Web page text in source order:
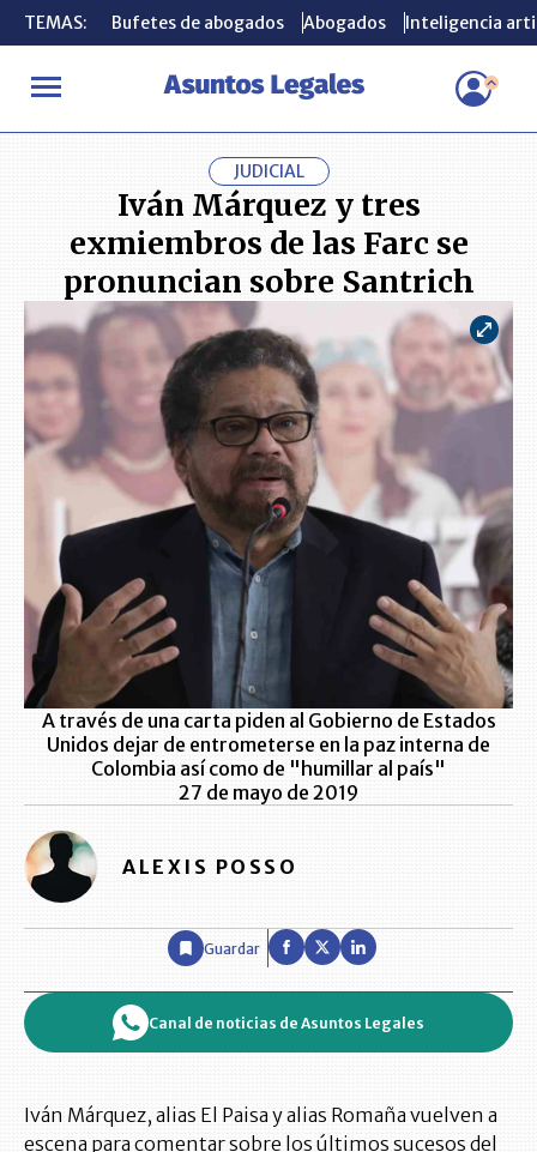
TEMAS: Bufetes de abogados Abogados Inteligencia
INICIO ACTUALIDAD Iván Márquez y tres exmiembros de las
TEMAS: Bufetes de abogados Abogados Inteligencia
JUDICIAL
Iván Márquez y tres
exmiembros de las Farc se
pronuncian sobre Santrich
A través de una carta piden al Gobierno de Estados
Unidos dejar de entrometerse en la paz interna de
Colombia así como de "humillar al país"
27 de mayo de 2019
ALEXIS POSSO
Guardar
Canal de noticias de Asuntos Legales
Iván Márquez, alias El Paisa y alias Romaña vuelven a
escena para comentar sobre los últimos sucesos del